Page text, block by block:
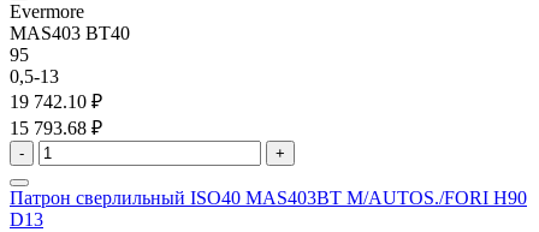
Evermore
MAS403 BT40
95
0,5-13
19 742.10 ₽
15 793.68 ₽
- +
Патрон сверлильный ISO40 MAS403BT M/AUTOS./FORI H90
D13